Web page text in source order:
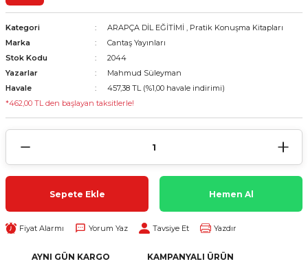
Kategori ARAPÇA DİL EĞİTİMİ , Pratik Konuşma Kitapları
Marka
Cantaş Yayınları
Stok Kodu
2044
Yazarlar
Mahmud Süleyman
Havale
457,38 TL (%1,00 havale indirimi)
*462,00 TL den başlayan taksitlerle!
Sepete Ekle Hemen Al
Fiyat Alarmı Yorum Yaz Tavsiye Et Yazdır
AYNI GÜN KARGO KAMPANYALI ÜRÜN